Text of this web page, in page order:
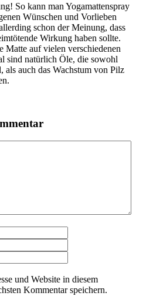
So kann man Yogamattenspray
Wünschen und Vorlieben
schon der Meinung, dass
Wirkung haben sollte.
Matte auf vielen verschiedenen
sind natürlich Öle, die sowohl
als auch das Wachstum von Pilz
Mail-
Adresse
und Website in diesem
Kommentar speichern.